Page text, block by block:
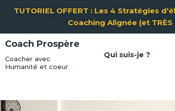
TUTORIEL OFFERT : Les 4 Stratégies
Coaching Alignée (et
Coach Prospère
Coacher avec
Humanité et coeur
Qui suis-je ?